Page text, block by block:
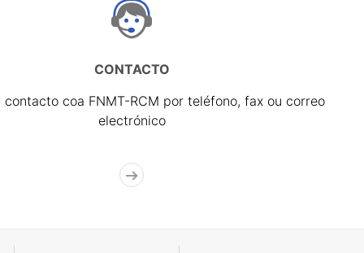
CONTACTO
contacto coa FNMT-RCM por teléfono, fax ou correo
electrónico